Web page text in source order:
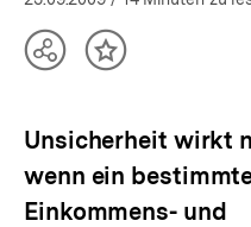
TeilenInhalt
Unsicherheit wirkt
wenn ein
Einkommens- und